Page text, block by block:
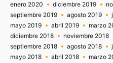
enero 2020
diciembre 2019
septiembre 2019
agosto 2019
mayo 2019
abril 2019 marzo
diciembre 2018
noviembre 2018
septiembre 2018
agosto 2018
mayo 2018
abril 2018 marzo